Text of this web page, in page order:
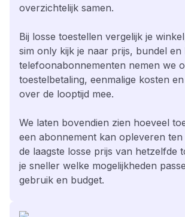
overzichtelijk samen.
Bij losse toestellen vergelijk je
sim only kijk je naar prijs, bundel en
telefoonabonnementen nemen we
toestelbetaling, eenmalige kosten
over de looptijd mee.
We laten bovendien zien hoeveel
een abonnement kan opleveren
de laagste losse prijs van hetzelfde
je sneller welke mogelijkheden
gebruik en budget.